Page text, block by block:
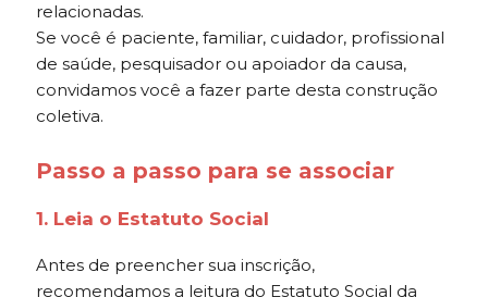
relacionadas.
Se você é paciente, familiar, cuidador, profissional
de saúde, pesquisador ou apoiador da causa,
convidamos você a fazer parte desta construção
coletiva.
Passo a passo para se associar
1. Leia o Estatuto Social
Antes de preencher sua inscrição,
recomendamos a leitura do Estatuto Social da